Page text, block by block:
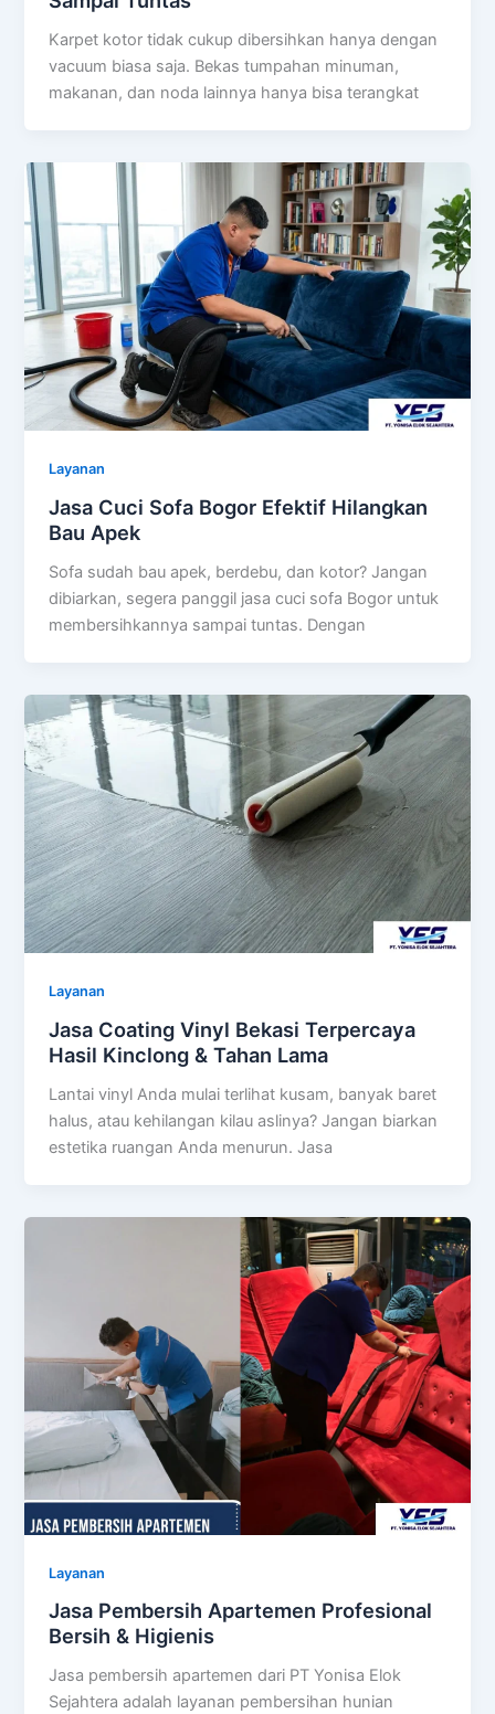
Karpet kotor tidak cukup dibersihkan hanya dengan
vacuum biasa saja. Bekas tumpahan minuman,
makanan, dan noda lainnya hanya bisa terangkat
Layanan
Jasa Cuci Sofa Bogor Efektif Hilangkan
Bau Apek
Sofa sudah bau apek, berdebu, dan kotor? Jangan
dibiarkan, segera panggil jasa cuci sofa Bogor untuk
membersihkannya sampai tuntas. Dengan
Layanan
Jasa Coating Vinyl Bekasi Terpercaya
Hasil Kinclong & Tahan Lama
Lantai vinyl Anda mulai terlihat kusam, banyak baret
halus, atau kehilangan kilau aslinya? Jangan biarkan
estetika ruangan Anda menurun. Jasa
Layanan
Jasa Pembersih Apartemen Profesional
Bersih & Higienis
Jasa pembersih apartemen dari PT Yonisa Elok
Sejahtera adalah layanan pembersihan hunian